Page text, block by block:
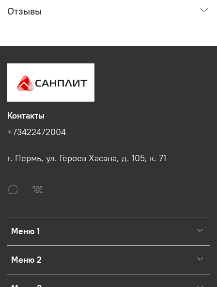
Отзывы
Меню 1
Меню 2
Контакты
+73422472004
г. Пермь, ул. Героев Хасана, д. 105, к. 71